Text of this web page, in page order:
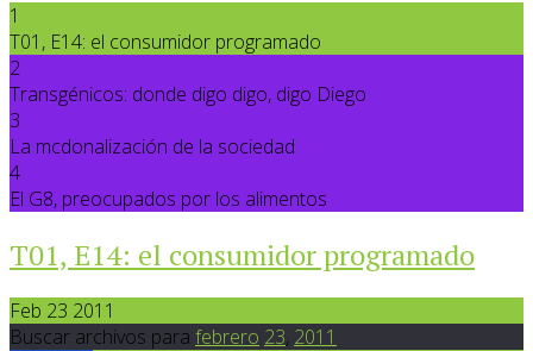
1
T01, E14: el consumidor programado
2
Transgénicos: donde digo digo, digo Diego
3
La mcdonalización de la sociedad
4
El G8, preocupados por los alimentos
T01, E14: el consumidor programado
Feb 23 2011
Buscar archivos para febrero 23, 2011